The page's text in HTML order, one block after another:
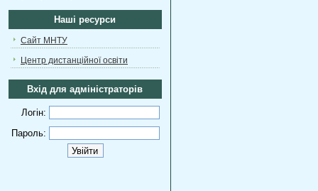
Наші ресурси
Сайт МНТУ
Центр дистанційної освіти
Вхід для адміністраторів
Логін:
Пароль: